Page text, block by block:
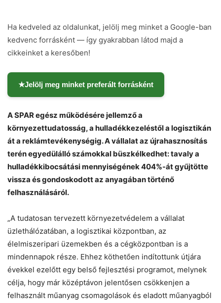
Ha kedveled az oldalunkat, jelölj meg minket a Google-ban
kedvenc forrásként — így gyakrabban látod majd a
cikkeinket a keresőben!
★Jelölj meg minket preferált forrásként
A SPAR egész működésére jellemző a
környezettudatosság, a hulladékkezeléstől a logisztikán
át a reklámtevékenységig. A vállalat az újrahasznosítás
terén egyedülálló számokkal büszkélkedhet: tavaly a
hulladékkibocsátási mennyiségének 404%-át gyűjtötte
vissza és gondoskodott az anyagában történő
felhasználásáról.
„A tudatosan tervezett környezetvédelem a vállalat
üzlethálózatában, a logisztikai központban, az
élelmiszeripari üzemekben és a cégközpontban is a
mindennapok része. Ehhez köthetően indítottunk útjára
évekkel ezelőtt egy belső fejlesztési programot, melynek
célja, hogy már középtávon jelentősen csökkenjen a
felhasznált műanyag csomagolások és eladott műanyagból